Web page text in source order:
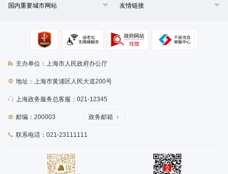
国内重要城市网站 友情链接
主办单位：上海市人民政府办公厅
地址：上海市黄浦区人民大道200号
上海政务服务总客服：021-12345
邮编：200003
联系电话：021-23111111
政务邮箱